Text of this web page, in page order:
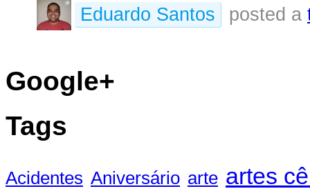
Eduardo Santos posted a
Google+
Tags
Acidentes Aniversário arte artes